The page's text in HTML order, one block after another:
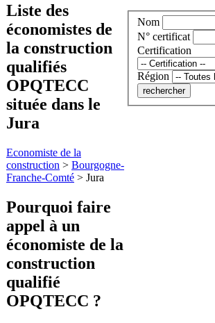
Liste des
économistes de
la construction
qualifiés
OPQTECC
située dans le
Jura
Economiste de la
construction > Bourgogne-
Franche-Comté > Jura
Pourquoi faire
appel à un
économiste de la
construction
qualifié
OPQTECC ?
Nom
N° certificat
Certification
Région